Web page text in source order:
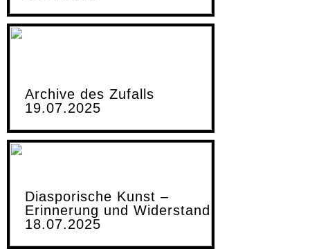
Archive des Zufalls
19.07.2025
Diasporische Kunst –
Erinnerung und Widerstand
18.07.2025